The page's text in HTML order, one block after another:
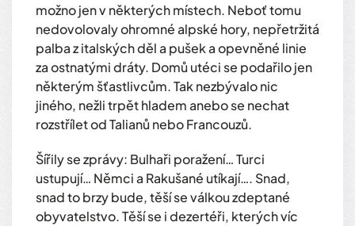
možno jen v některých místech. Neboť tomu
nedovolovaly ohromné alpské hory, nepřetržitá
palba z italských děl a pušek a opevněné linie
za ostnatými dráty. Domů utéci se podařilo jen
některým šťastlivcům. Tak nezbývalo nic
jiného, nežli trpět hladem anebo se nechat
rozstřílet od Talianů nebo Francouzů.
Šířily se zprávy: Bulhaři poražení… Turci
ustupují… Němci a Rakušané utíkají…. Snad,
snad to brzy bude, těší se válkou zdeptané
obyvatelstvo. Těší se i dezertéři, kterých víc